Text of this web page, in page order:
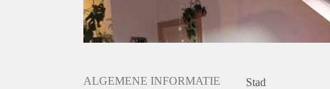
ALGEMENE INFORMATIE Stad